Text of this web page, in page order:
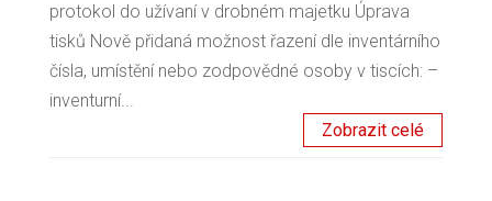
protokol do užívaní v drobném majetku Úprava
tisků Nově přidaná možnost řazení dle inventárního
čísla, umístění nebo zodpovědné osoby v tiscích: –
inventurní...
Zobrazit celé